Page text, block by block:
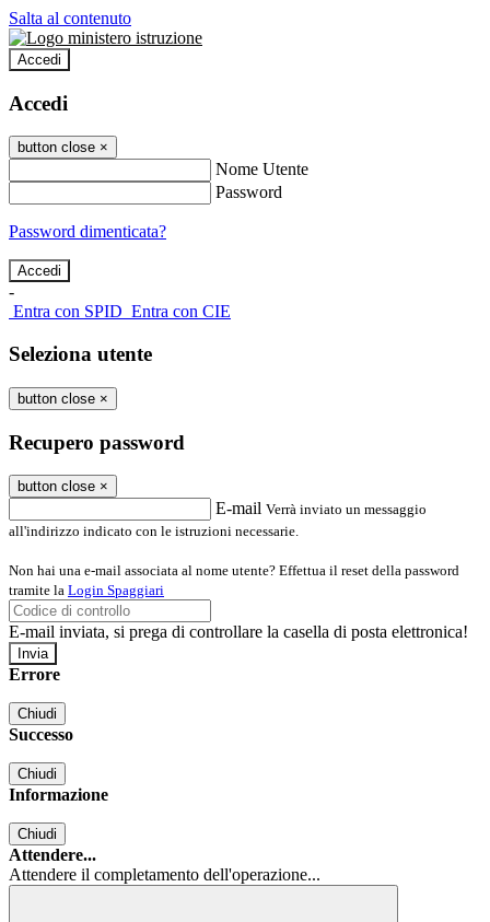
Salta al contenuto
Accedi
Accedi
button close ×
Nome Utente
Password
Password dimenticata?
-
Entra con SPID Entra con CIE
Seleziona utente
button close ×
Recupero password
button close ×
E-mail Verrà inviato un messaggio
all'indirizzo indicato con le istruzioni necessarie.
Non hai una e-mail associata al nome utente? Effettua il reset della password
tramite la Login Spaggiari
E-mail inviata, si prega di controllare la casella di posta elettronica!
Errore
Chiudi
Successo
Chiudi
Informazione
Chiudi
Attendere...
Attendere il completamento dell'operazione...